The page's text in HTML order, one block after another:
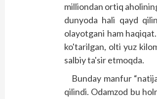
milliondan ortiq
dunyoda hali qayd
olayotgani ham
ko'tarilgan, olti yuz
salbiy ta'sir etmoqda.
Bunday manfur
qilindi. Odamzod bu